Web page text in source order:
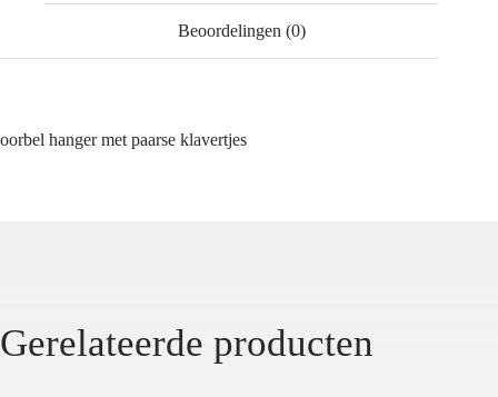
Beoordelingen (0)
oorbel hanger met paarse klavertjes
Gerelateerde producten